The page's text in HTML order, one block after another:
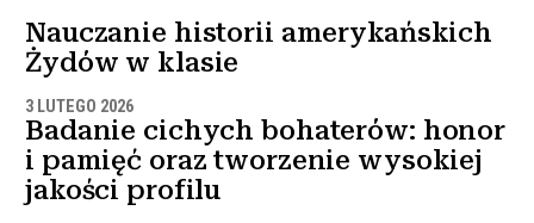
Nauczanie historii amerykańskich
Żydów w klasie
3 LUTEGO 2026
Badanie cichych bohaterów: honor
i pamięć oraz tworzenie wysokiej
jakości profilu